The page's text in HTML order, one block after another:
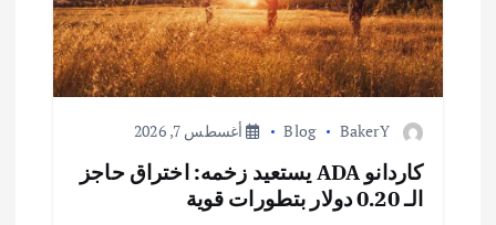
ت
BakerY
Blog أغسطس 7, 2026
كاردانو ADA يستعيد زخمه: اختراق حاجز
الـ 0.20 دولار بتطورات قوية